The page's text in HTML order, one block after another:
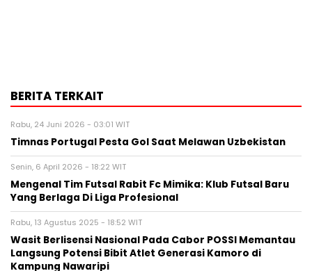
BERITA TERKAIT
Rabu, 24 Juni 2026 - 03:01 WIT
Timnas Portugal Pesta Gol Saat Melawan Uzbekistan
Senin, 6 April 2026 - 18:22 WIT
Mengenal Tim Futsal Rabit Fc Mimika: Klub Futsal Baru
Yang Berlaga Di Liga Profesional
Rabu, 13 Agustus 2025 - 18:52 WIT
Wasit Berlisensi Nasional Pada Cabor POSSI Memantau
Langsung Potensi Bibit Atlet Generasi Kamoro di
Kampung Nawaripi